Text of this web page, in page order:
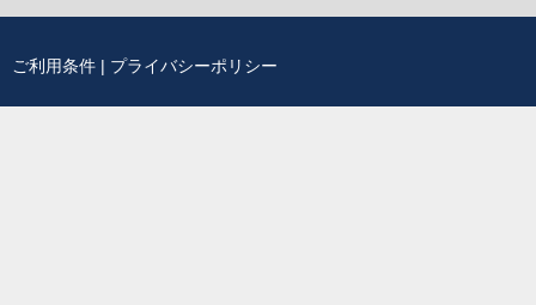
ご利用条件 | プライバシーポリシー